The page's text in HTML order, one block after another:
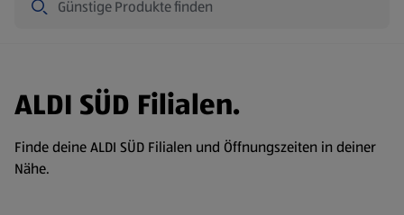
ALDI SÜD Filialen.
Finde deine ALDI SÜD Filialen und Öffnungszeiten in deiner
Nähe.